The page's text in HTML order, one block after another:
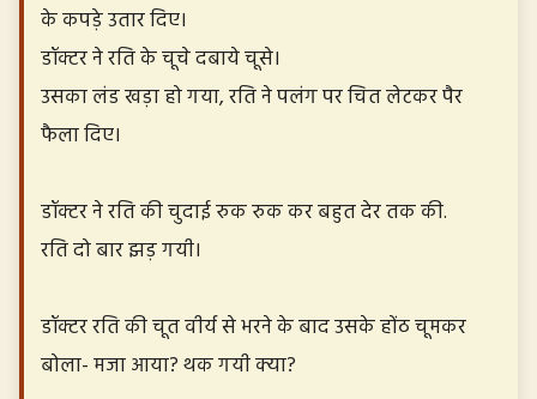
के कपड़े उतार दिए।
डॉक्टर ने रति के चूचे दबाये चूसे।
उसका लंड खड़ा हो गया, रति ने पलंग पर चित लेटकर पैर
फैला दिए।
डॉक्टर ने रति की चुदाई रुक रुक कर बहुत देर तक की.
रति दो बार झड़ गयी।
डॉक्टर रति की चूत वीर्य से भरने के बाद उसके होंठ चूमकर
बोला- मजा आया? थक गयी क्या?